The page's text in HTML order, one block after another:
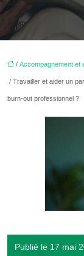
/ Accompagnement et
/ Travailler et aider un
burn-out professionnel ?
Publié le 17 mai